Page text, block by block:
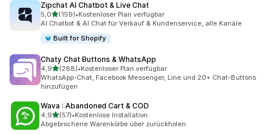
Zipchat AI Chatbot & Live Chat
5,0von 5 Sternen
(159)
159 Rezensionen insgesamt
•Kostenloser Plan verfügbar
AI Chatbot & AI Chat für Verkauf & Kundenservice, alle Kanäle
Built for Shopify
Chaty Chat Buttons & WhatsApp
4,9von 5 Sternen
(288)
288 Rezensionen insgesamt
•Kostenloser Plan verfügbar
WhatsApp-Chat, Facebook Messenger, Line und 20+ Chat-Buttons
hinzufügen
Wava : Abandoned Cart & COD
4,9von 5 Sternen
(57)
57 Rezensionen insgesamt
•Kostenlose Installation
Abgebrochene Warenkörbe über zurückholen